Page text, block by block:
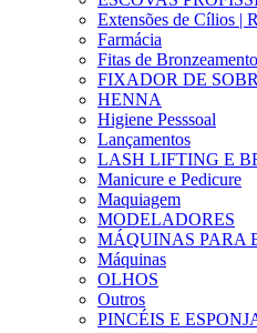
Extensões de Cílios |
Farmácia
Fitas de
FIXADOR DE
HENNA
Higiene Pesssoal
Lançamentos
LASH LIFTING E
Manicure e Pedicure
Maquiagem
MODELADORES
MÁQUINAS PARA
Máquinas
OLHOS
Outros
PINCÉIS E